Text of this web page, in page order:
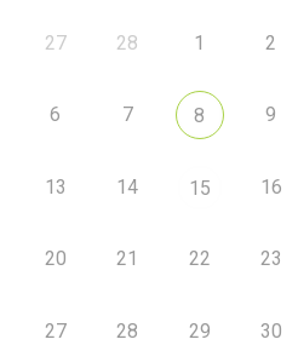
27 28 1 2
6 7 8 9
13 14 15 16
20 21 22 23
27 28 29 30